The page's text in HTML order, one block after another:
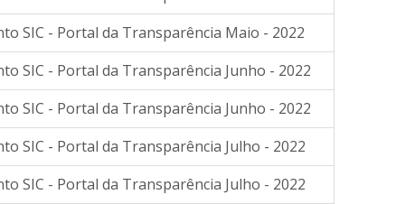
SIC - Portal da Transparência Maio - 2022
SIC - Portal da Transparência Junho - 2022
SIC - Portal da Transparência Junho - 2022
SIC - Portal da Transparência Julho - 2022
SIC - Portal da Transparência Julho - 2022